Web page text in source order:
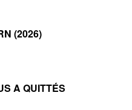
(2026)
A QUITTÉS